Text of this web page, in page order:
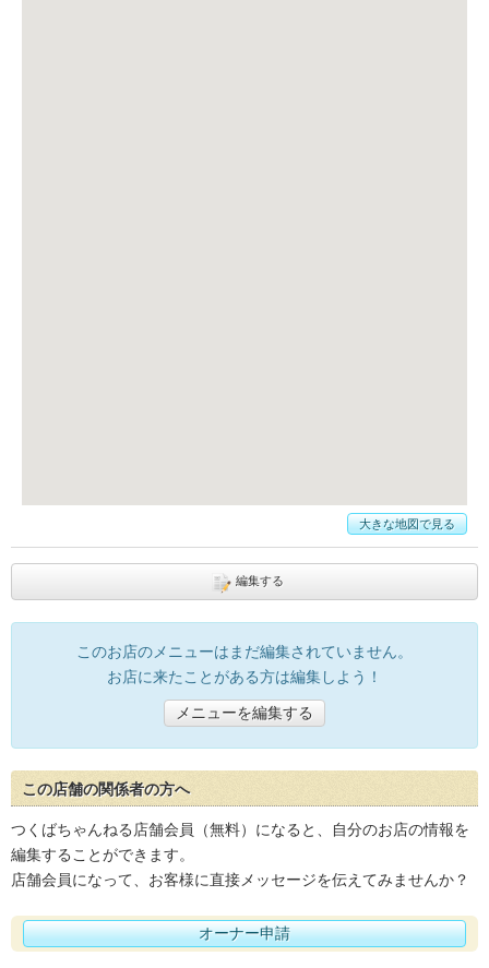
大きな地図で見る
編集する
このお店のメニューはまだ編集されていません。
お店に来たことがある方は編集しよう！
メニューを編集する
この店舗の関係者の方へ
つくばちゃんねる店舗会員（無料）になると、自分のお店の情報を
編集することができます。
店舗会員になって、お客様に直接メッセージを伝えてみませんか？
オーナー申請